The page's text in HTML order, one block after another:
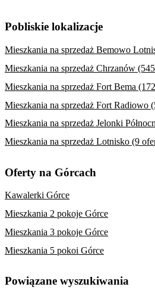
Pobliskie lokalizacje
Mieszkania na sprzedaż Bemowo
Mieszkania na sprzedaż Chrzanów
Mieszkania na sprzedaż Fort Bema
Mieszkania na sprzedaż Fort Radiowo
Mieszkania na sprzedaż Jelonki
Mieszkania na sprzedaż Lotnisko (9
Oferty na Górcach
Kawalerki Górce
Mieszkania 2 pokoje Górce
Mieszkania 3 pokoje Górce
Mieszkania 5 pokoi Górce
Powiązane wyszukiwania